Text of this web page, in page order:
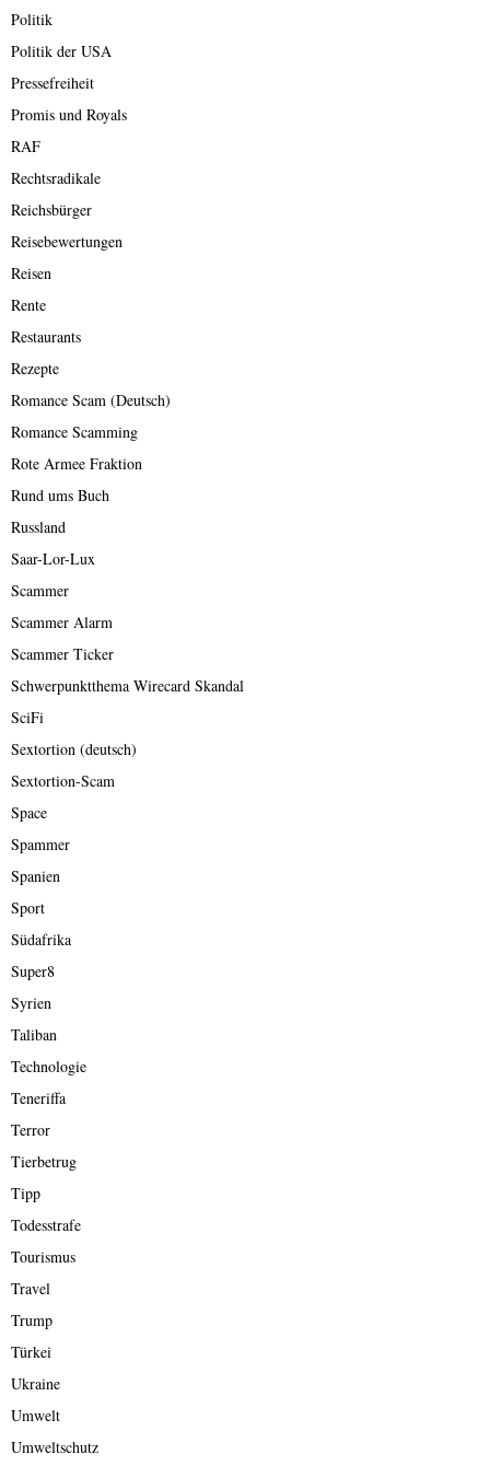
Politik
Politik der USA
Pressefreiheit
Promis und Royals
RAF
Rechtsradikale
Reichsbürger
Reisebewertungen
Reisen
Rente
Restaurants
Rezepte
Romance Scam (Deutsch)
Romance Scamming
Rote Armee Fraktion
Rund ums Buch
Russland
Saar-Lor-Lux
Scammer
Scammer Alarm
Scammer Ticker
Schwerpunktthema Wirecard Skandal
SciFi
Sextortion (deutsch)
Sextortion-Scam
Space
Spammer
Spanien
Sport
Südafrika
Super8
Syrien
Taliban
Technologie
Teneriffa
Terror
Tierbetrug
Tipp
Todesstrafe
Tourismus
Travel
Trump
Türkei
Ukraine
Umwelt
Umweltschutz